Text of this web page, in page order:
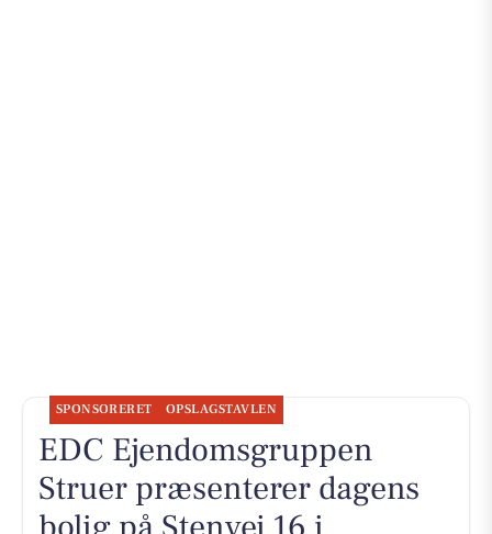
SPONSORERET OPSLAGSTAVLEN
EDC Ejen­doms­grup­pen
Struer præsenterer dagens